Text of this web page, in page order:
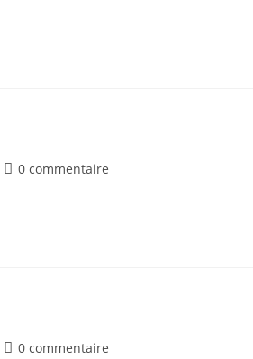
0 commentaire
0 commentaire